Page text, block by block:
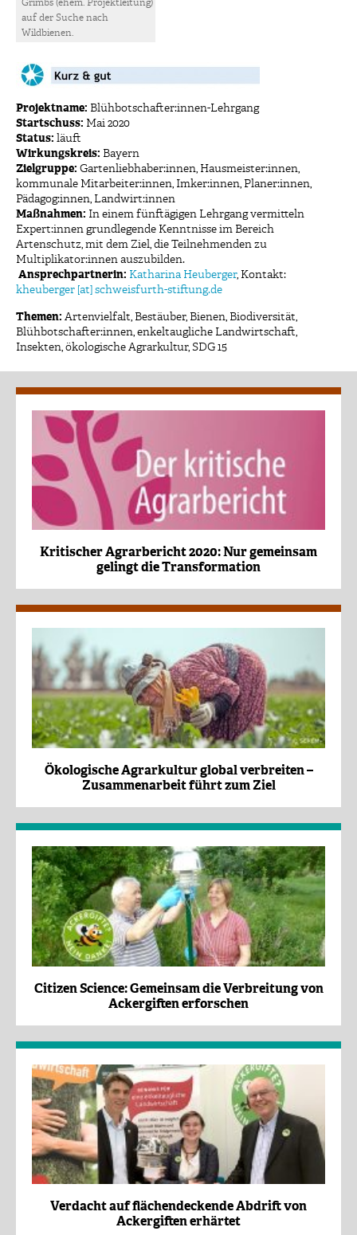
Grimbs (ehem. Projektleitung)
auf der Suche nach
Wildbienen.
Projektname: Blühbotschafter:innen-Lehrgang
Startschuss: Mai 2020
Status: läuft
Wirkungskreis: Bayern
Zielgruppe: Gartenliebhaber:innen, Hausmeister:innen,
kommunale Mitarbeiter:innen, Imker:innen, Planer:innen,
Pädagog:innen, Landwirt:innen
Maßnahmen: In einem fünftägigen Lehrgang vermitteln
Expert:innen grundlegende Kenntnisse im Bereich
Artenschutz, mit dem Ziel, die Teilnehmenden zu
Multiplikator:innen auszubilden.
Ansprechpartnerin: Katharina Heuberger, Kontakt:
kheuberger [at] schweisfurth-stiftung.de
Themen: Artenvielfalt Bestäuber, Bienen Biodiversität
Blühbotschafter:innen enkeltaugliche Landwirtschaft
Insekten ökologische Agrarkultur, SDG 15
Kritischer Agrarbericht 2020: Nur gemeinsam
gelingt die Transformation
Ökologische Agrarkultur global verbreiten –
Zusammenarbeit führt zum Ziel
Citizen Science: Gemeinsam die Verbreitung von
Ackergiften erforschen
Verdacht auf flächendeckende Abdrift von
Ackergiften erhärtet